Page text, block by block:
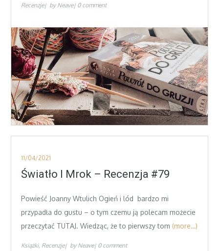
Recenzje by Neave 0 comment
Posted
on
11/04/2021
Światło I Mrok – Recenzja #79
Powieść Joanny Wtulich Ogień i lód bardzo mi
przypadła do gustu – o tym czemu ją polecam możecie
przeczytać TUTAJ. Wiedząc, że to pierwszy tom (more…)
Książki Recenzje by Neave 0 comment